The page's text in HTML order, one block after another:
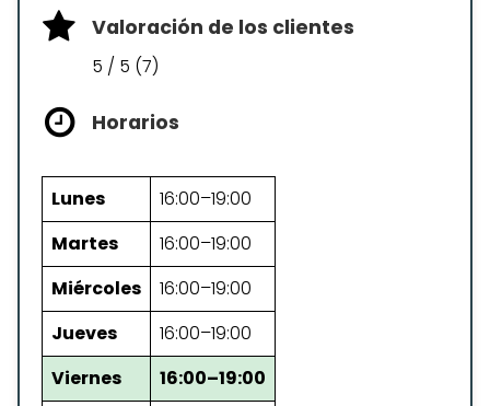
Valoración de los clientes
5 / 5 (7)
Horarios
Lunes
16:00–19:00
Martes
16:00–19:00
Miércoles
16:00–19:00
Jueves
16:00–19:00
Viernes
16:00–19:00